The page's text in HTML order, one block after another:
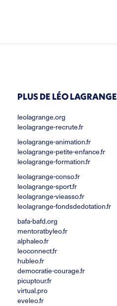
PLUS DE LÉO LAGRANGE
leolagrange.org
leolagrange-recrute.fr
leolagrange-animation.fr
leolagrange-petite-enfance.fr
leolagrange-formation.fr
leolagrange-conso.fr
leolagrange-sport.fr
leolagrange-vieasso.fr
leolagrange-fondsdedotation.fr
bafa-bafd.org
mentoratbyleo.fr
alphaleo.fr
leoconnect.fr
hubleo.fr
democratie-courage.fr
picuptour.fr
virtual.pro
eveleo.fr